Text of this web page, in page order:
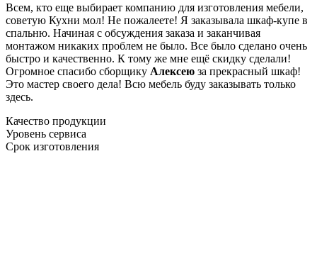
Всем, кто еще выбирает компанию для изготовления мебели,
советую Кухни мол! Не пожалеете! Я заказывала шкаф-купе в
спальню. Начиная с обсуждения заказа и заканчивая
монтажом никаких проблем не было. Все было сделано очень
быстро и качественно. К тому же мне ещё скидку сделали!
Огромное спасибо сборщику Алексею за прекрасный шкаф!
Это мастер своего дела! Всю мебель буду заказывать только
здесь.
Качество продукции
Уровень сервиса
Срок изготовления